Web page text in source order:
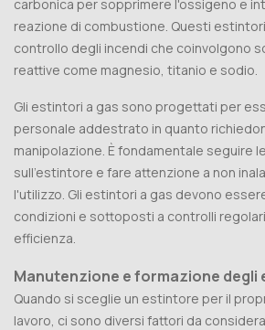
carbonica per sopprimere l'ossigeno e
reazione di combustione. Questi
controllo degli incendi che coinvolgono
reattive come magnesio, titanio e sodio.
Gli estintori a gas sono progettati per
personale addestrato in quanto
manipolazione. È fondamentale seguire
sull'estintore e fare attenzione a non
l'utilizzo. Gli estintori a gas devono
condizioni e sottoposti a controlli
efficienza.
Manutenzione e formazione degli
Quando si sceglie un estintore per il
lavoro, ci sono diversi fattori da